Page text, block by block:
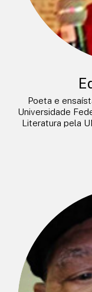
Poeta e
Universidade
Literatura pela